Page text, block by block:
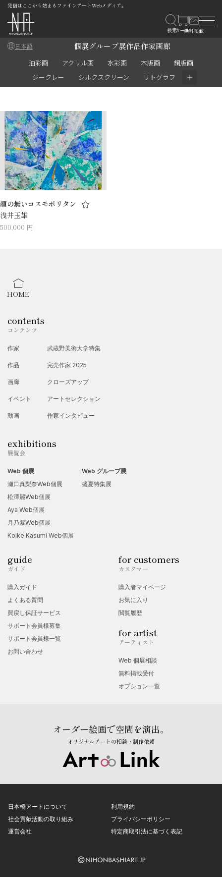
発信はここから始まるファインアートWebメディア。
日本語 個展グループ展作品作家画廊
油彩画 アクリル画 水彩画 木版画
銅版画
ジークレー
シルクスクリーン リトグラフ ＋
顔の無いコスモポリタン
浅井玉雄
500,000 円
HOME
contents
コンテンツ
作家
作品
画廊
イベント
動画
武蔵野美術大学特集
完売作家 2025
クローズアップ
アートセレクション
作家インタビュー
exhibitions
展覧会
Web 個展
瀬口真梨奈Web個展
松澤麗Web個展
Aya Web個展
月乃紫Web個展
Koike Kasumi Web個展
Web グループ展
盛夏特集展
guide
ガイド
購入ガイド
よくある質問
買戻し保証サービス
サポート会員様募集
サポート会員様一覧
お問い合わせ
for customers
カスタマー
購入者マイページ
お気に入り
閲覧履歴
for artist
アーティスト
Web 個展相談
無料掲載受付
オプション一覧
オーダー絵画で空間を演出。
オリジナルアートの相談・制作依頼
日本橋アートについて
社会貢献活動の取り組み
運営会社
利用規約
プライバシーポリシー
特定商取引法に基づく表記